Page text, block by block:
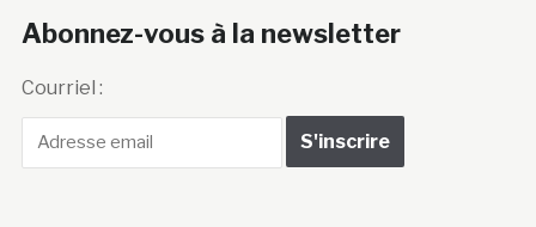
Abonnez-vous à la newsletter
Courriel :